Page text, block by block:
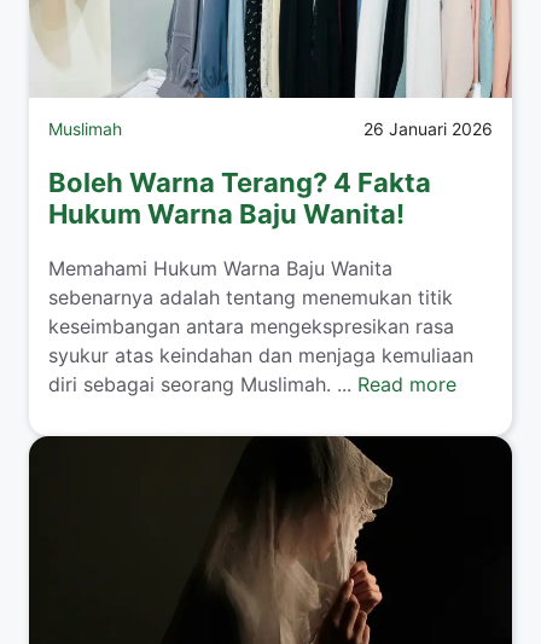
Muslimah 26 Januari 2026
Boleh Warna Terang? 4 Fakta
Hukum Warna Baju Wanita!
​Memahami Hukum Warna Baju Wanita
sebenarnya adalah tentang menemukan titik
keseimbangan antara mengekspresikan rasa
syukur atas keindahan dan menjaga kemuliaan
diri sebagai seorang Muslimah. ... Read more